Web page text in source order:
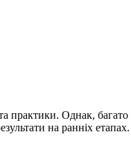
Однак,
на ранніх